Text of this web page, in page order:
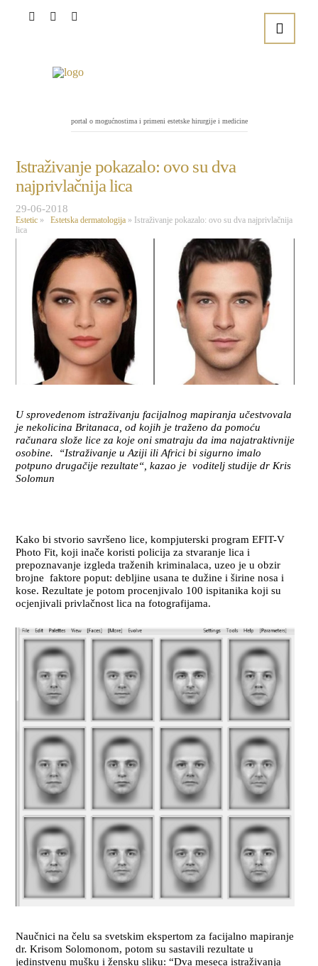
portal o mogućnostima i primeni estetske hirurgije i medicine
Istraživanje pokazalo: ovo su dva
najprivlačnija lica
29-06-2018
Estetic » Estetska dermatologija » Istraživanje pokazalo: ovo su dva najprivlačnija
lica
U sprovedenom istraživanju facijalnog mapiranja učestvovala
je nekolicina Britanaca, od kojih je traženo da pomoću
računara slože lice za koje oni smatraju da ima najatraktivnije
osobine. “Istraživanje u Aziji ili Africi bi sigurno imalo
potpuno drugačije rezultate“, kazao je voditelj studije dr Kris
Solomun
Kako bi stvorio savršeno lice, kompjuterski program EFIT-V
Photo Fit, koji inače koristi policija za stvaranje lica i
prepoznavanje izgleda traženih kriminalaca, uzeo je u obzir
brojne faktore poput: debljine usana te dužine i širine nosa i
kose. Rezultate je potom procenjivalo 100 ispitanika koji su
ocjenjivali privlačnost lica na fotografijama.
Naučnici na čelu sa svetskim ekspertom za facijalno mapiranje
dr. Krisom Solomonom, potom su sastavili rezultate u
jedinstvenu mušku i žensku sliku: “Dva meseca istraživanja